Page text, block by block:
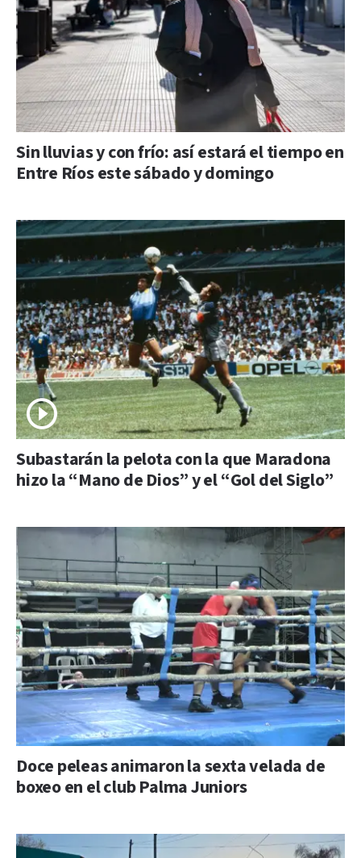
Sin lluvias y con frío: así estará el tiempo en
Entre Ríos este sábado y domingo
Subastarán la pelota con la que Maradona
hizo la “Mano de Dios” y el “Gol del Siglo”
Doce peleas animaron la sexta velada de
boxeo en el club Palma Juniors